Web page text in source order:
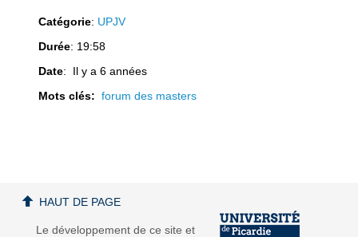
l
a
l
a
Catégorie: UPJV
Durée: 19:58
Date: Il y a 6 années
Mots clés:forum des masters
Le développement de ce site et
HAUT DE PAGE